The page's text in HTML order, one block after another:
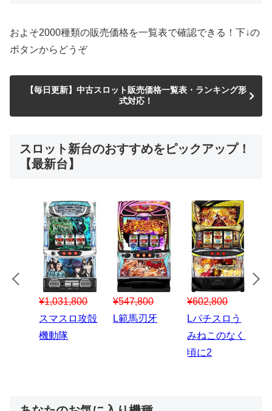
およそ2000種類の販売価格を一覧表で確認できる！下↓の
ボタンからどうぞ
【毎日更新】中古スロット販売価格一覧表・ランキング形
式対応！
スロット新台のおすすめをピックアップ！
【最新台】
¥547,800
スマスロハナ
ビ
¥150,000
スマスロ秘宝
¥1,867,800
Lパチスロ 炎
炎ノ消防隊2